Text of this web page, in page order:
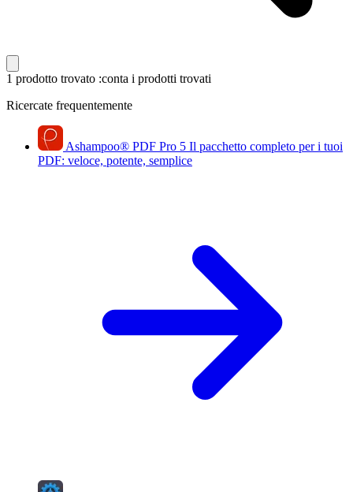
1 prodotto trovato :conta i prodotti trovati
Ricercate frequentemente
Ashampoo® PDF Pro 5 Il pacchetto completo per i tuoi
PDF: veloce, potente, semplice